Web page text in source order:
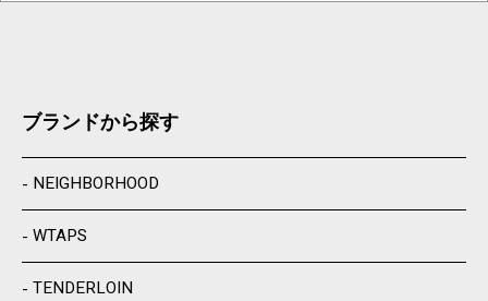
ブランドから探す
NEIGHBORHOOD
WTAPS
TENDERLOIN